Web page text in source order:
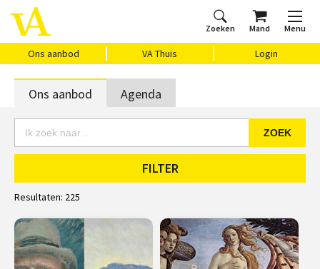
Zoeken Mand Menu
Ons aanbod VA Thuis Login
Home
Ons aanbod
Agenda
VAthuis
Over ons
Vragen?
Cadeaubon
Ons aanbod Agenda
ZOEK
FILTER
Resultaten: 225